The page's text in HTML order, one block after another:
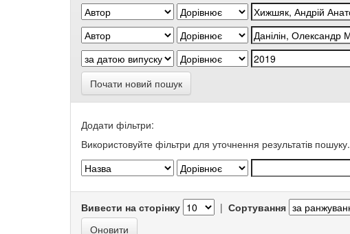
Почати новий пошук
Додати фільтри:
Використовуйте фільтри для уточнення результатів пошуку.
Вивести на сторінку | Сортування